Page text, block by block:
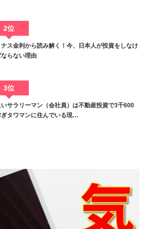
2位
ナス金利から読み解く！今、日本人が投資をしなけ
らない理由
3位
サラリーマン（会社員）は不動産投資で3千600
ぎタワマンに住んでいる現…